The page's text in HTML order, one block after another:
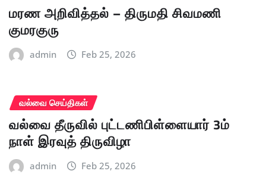
மரண அறிவித்தல் – திருமதி சிவமணி
குமரகுரு
admin Feb 25, 2026
வல்வை செய்திகள்
வல்வை தீருவில் புட்டணிபிள்ளையார் 3ம்
நாள் இரவுத் திருவிழா
admin Feb 25, 2026